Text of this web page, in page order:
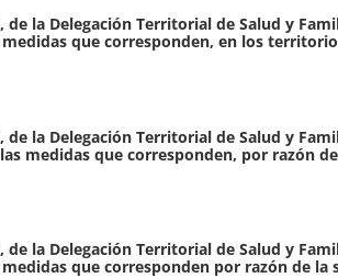
de la Delegación Territorial de Salud y
que corresponden, en los
de la Delegación Territorial de Salud y
medidas que corresponden, por razón
de la Delegación Territorial de Salud y
que corresponden por razón de